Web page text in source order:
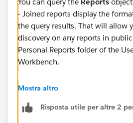
- Joined reports display the
the query results. That will allow
discovery on any reports in
Personal Reports folder of the
Workbench.
https://
Mostra altro
Risposta utile per altre 2